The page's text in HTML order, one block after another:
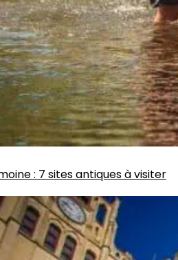
: 7 sites antiques à visiter